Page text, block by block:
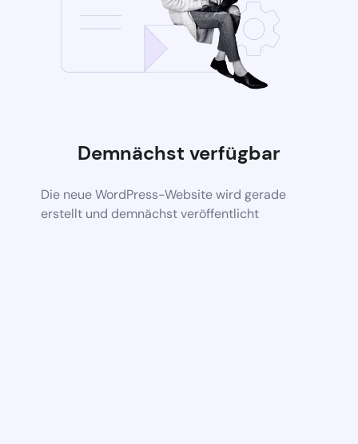
Demnächst verfügbar
Die neue WordPress-Website wird gerade
erstellt und demnächst veröffentlicht